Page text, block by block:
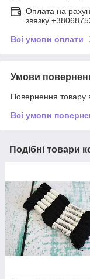
Оплата на
звязку
Всі умови оплати
Умови
Повернення товару
Всі умови
Подібні товари